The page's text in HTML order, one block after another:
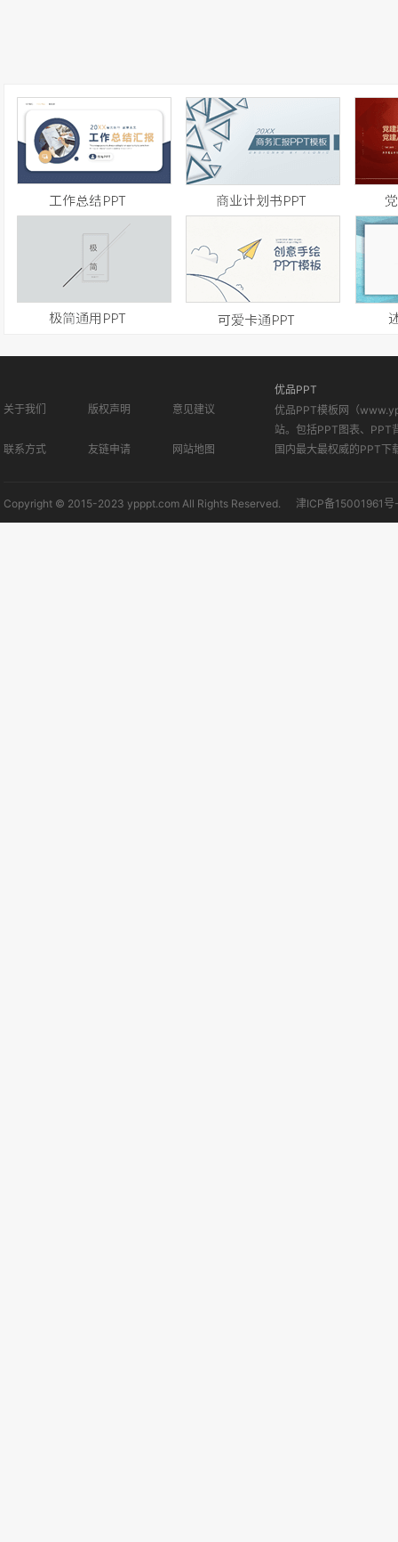
关于我们 版权声明 意见建议
联系方式 友链申请 网站地图
优品PPT
优品PPT模板网（
站。包括PPT图表、PPT
国内最大最权威的PPT下
Copyright © 2015-2023 ypppt.com All Rights Reserved. 津ICP备15001961号